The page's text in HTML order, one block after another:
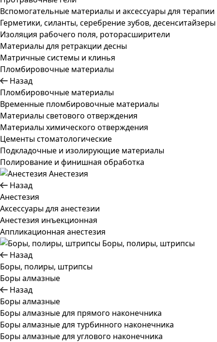
Вспомогательные материалы и аксессуары для терапии
Герметики, силанты, серебрение зубов, десенситайзеры
Изоляция рабочего поля, роторасширители
Материалы для ретракции десны
Матричные системы и клинья
Пломбировочные материалы
Назад
Пломбировочные материалы
Временные пломбировочные материалы
Материалы светового отверждения
Материалы химического отверждения
Цементы стоматологические
Подкладочные и изолирующие материалы
Полирование и финишная обработка
Анестезия
Назад
Анестезия
Аксессуары для анестезии
Анестезия инъекционная
Аппликационная анестезия
Боры, полиры, штрипсы
Назад
Боры, полиры, штрипсы
Боры алмазные
Назад
Боры алмазные
Боры алмазные для прямого наконечника
Боры алмазные для турбинного наконечника
Боры алмазные для углового наконечника